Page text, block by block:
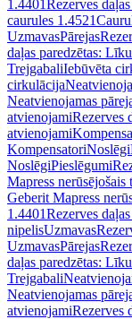
1.4401Rezerves
caurules 1.4521
UzmavasPārejas
daļas paredzētas:
TrejgabaliIebūvēta
cirkulācija
Neatvienojamas
atvienojamiRezerves
atvienojami
KompensatoriNoslēgi
NoslēgiPieslēgumi
Mapress nerūsējošais
Geberit Mapress
1.4401Rezerves
nipelisUzmavas
UzmavasPārejas
daļas paredzētas:
Trejgabali
Neatvienojamas
atvienojamiRezerves